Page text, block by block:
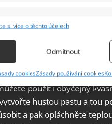
automaticky přenášených informací.
informací.
předcházení a zjišťování
a zobrazování reklamy
si více o těchto účelech
Odmítnout
cookiesZásady používání cookies
prádla je tato: do lavoru
Znečištěné, nebo
Občas i
prášku jedlé sody.
sody a octa, ten
použít i obyčejný
hustou pastu a tou
a pak opláchněte teplou